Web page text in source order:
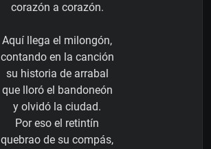
corazón a corazón.
Aquí llega el milongón,
contando en la canción
su historia de arrabal
que lloró el bandoneón
y olvidó la ciudad.
Por eso el retintín
quebrao de su compás,